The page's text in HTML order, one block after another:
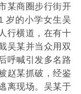
某商圈步行街开
岁的小学女生吴
行横道，在有十
吴某并当众用双
呼喊引发多名路
赵某抓破，经鉴
离现场。吴某于